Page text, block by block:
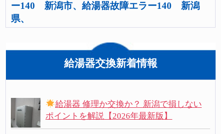
ー140 新潟市、給湯器故障エラー140 新潟
県、
給湯器交換新着情報
給湯器 修理か交換か？ 新潟で損しない
ポイントを解説【2026年最新版】